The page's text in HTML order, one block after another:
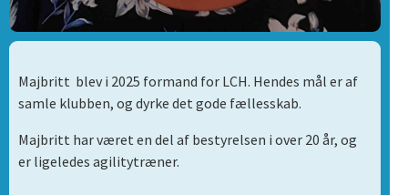
Majbritt blev i 2025 formand for LCH. Hendes mål er af
samle klubben, og dyrke det gode fællesskab.
Majbritt har været en del af bestyrelsen i over 20 år, og
er ligeledes agilitytræner.